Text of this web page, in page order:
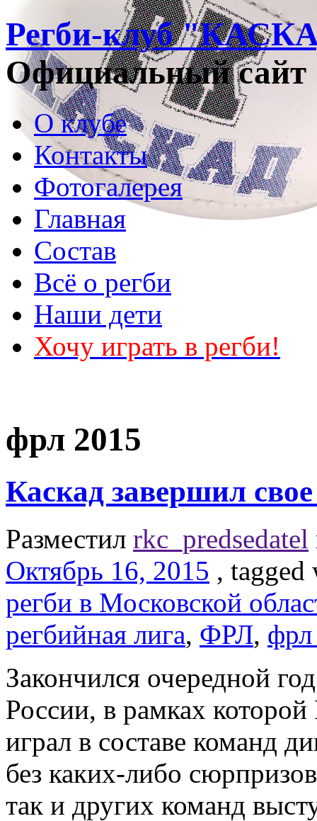
Регби-клуб
Официальный сайт
О клубе
Контакты
Фотогалерея
Главная
Состав
Всё о регби
Наши дети
Хочу играть в регби!
фрл 2015
Каскад завершил
Разместил rkc_predsedatel
Октябрь 16, 2015 ,
регби в Московской
регбийная лига, ФРЛ,
Закончился очередной
России, в рамках
играл в составе команд
без каких-либо
так и других команд